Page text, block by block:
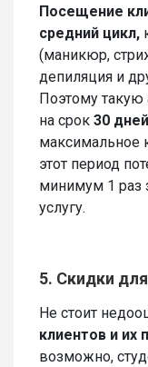
Посещение
средний цикл,
(маникюр,
депиляция и
Поэтому такую
на срок 30
максимальное
этот период
минимум 1 раз
услугу.
5. Скидки
Не стоит
клиентов и их
возможно,